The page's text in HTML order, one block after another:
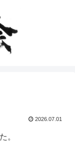
2026.07.01
。